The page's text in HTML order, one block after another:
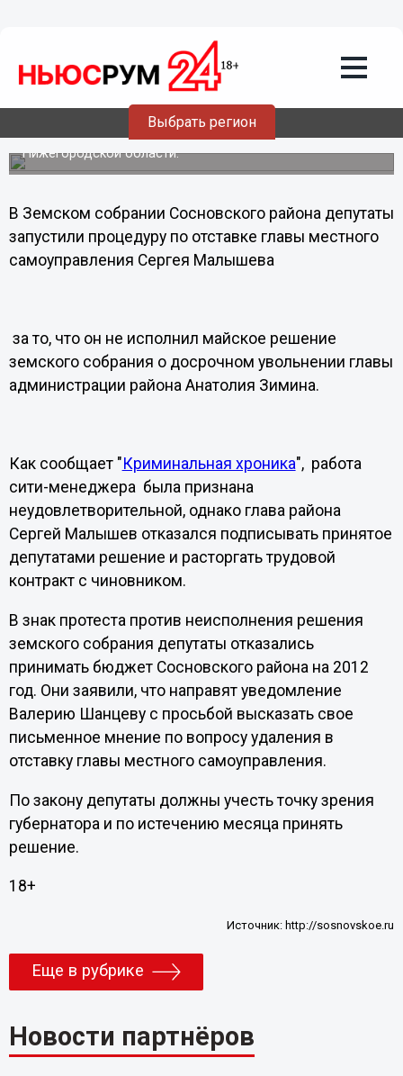
Выбрать регион
28.11.201108:52
Глава района может быть уволен за то,
что не уволил сити-менеджера
Политический скандал разразился в Сосновском районе
Нижегородской области.
В Земском собрании Сосновского района депутаты
запустили процедуру по отставке главы местного
самоуправления Сергея Малышева
за то, что он не исполнил майское решение
земского собрания о досрочном увольнении главы
администрации района Анатолия Зимина.
Как сообщает " Криминальная хроника", работа
сити-менеджера была признана
неудовлетворительной, однако глава района
Сергей Малышев отказался подписывать принятое
депутатами решение и расторгать трудовой
контракт с чиновником.
В знак протеста против неисполнения решения
земского собрания депутаты отказались
принимать бюджет Сосновского района на 2012
год. Они заявили, что направят уведомление
Валерию Шанцеву с просьбой высказать свое
письменное мнение по вопросу удаления в
отставку главы местного самоуправления.
По закону депутаты должны учесть точку зрения
губернатора и по истечению месяца принять
решение.
18+
Источник: http://sosnovskoe.ru
Еще в рубрике
Новости партнёров